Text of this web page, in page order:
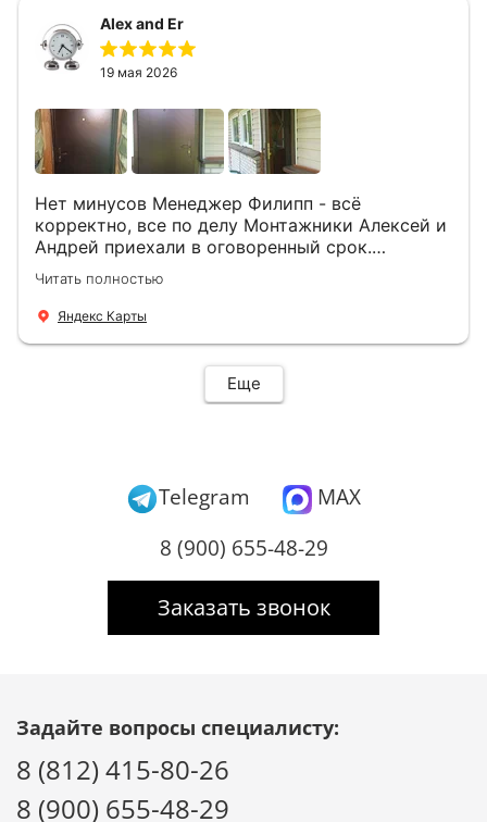
Alex and Er
19 мая 2026
Нет минусов Менеджер Филипп - всё
корректно, все по делу Монтажники Алексей и
Андрей приехали в оговоренный срок.
Демонтировали старую дверь и установили
новую буквально за час Быстро и качественно
+ нормальные цены Всем большое спасибо
Читать полностью
Яндекс Карты
Еще
Telegram
MAX
8 (900) 655-48-29
Заказать звонок
Задайте вопросы специалисту:
8 (812) 415-80-26
8 (900) 655-48-29